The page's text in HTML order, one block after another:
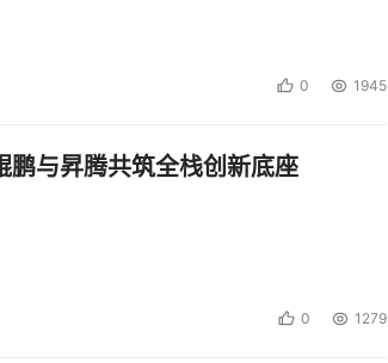
0 1945
鹏与昇腾共筑全栈创新底座
0 1279